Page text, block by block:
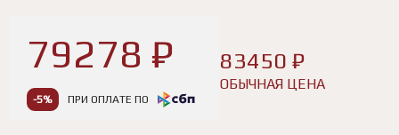
79278 ₽
-5% ПРИ ОПЛАТЕ ПО
83450 ₽
ОБЫЧНАЯ ЦЕНА